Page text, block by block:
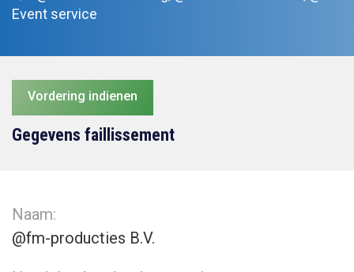
Event service
Vordering indienen
Gegevens faillissement
Naam:
@fm-producties B.V.